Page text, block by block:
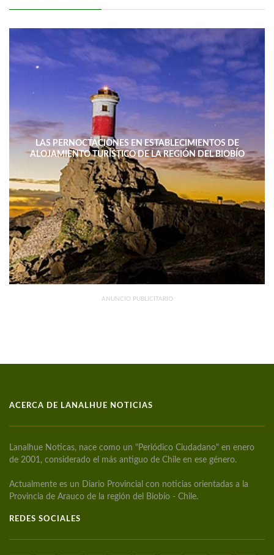
LAS PERNOCTACIONES EN ESTABLECIMIENTOS DE
ALOJAMIENTO TURÍSTICO DE LA REGIÓN DEL BIOBÍO
DISMINUYERON 15,4% INTERANUAL
ANUNCIO PUBLICITARIO
ACERCA DE LANALHUE NOTICIAS
Lanalhue Noticas, nace como un "Periódico Ciudadano" en enero
de 2001, considerado el más antiguo de Chile en ese género.
Actualmente es un Diario Provincial con noticias orientadas a la
Provincia de Arauco de la región del Biobío - Chile.
REDES SOCIALES